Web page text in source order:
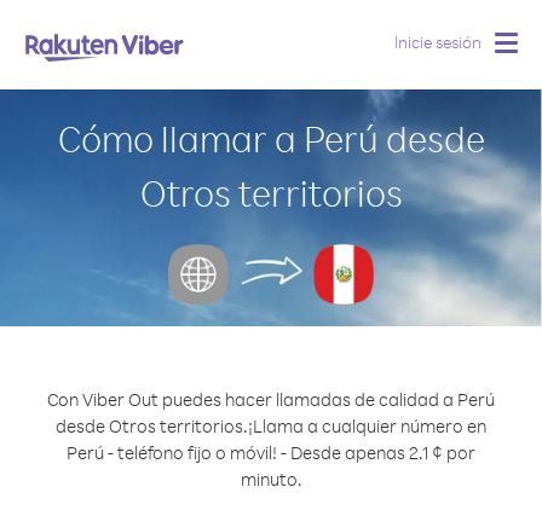
Inicie sesión
Cómo llamar a Perú desde
Otros territorios
Con Viber Out puedes hacer llamadas de calidad a Perú
desde Otros territorios.¡Llama a cualquier número en
Perú - teléfono fijo o móvil! - Desde apenas 2.1 ¢ por
minuto.